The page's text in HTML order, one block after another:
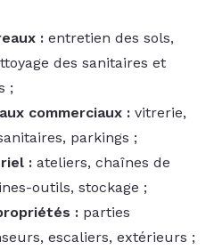
: entretien des sols,
des sanitaires et
;
commerciaux : vitrerie,
parkings ;
: ateliers, chaînes de
outils, stockage ;
: parties
escaliers, extérieurs ;